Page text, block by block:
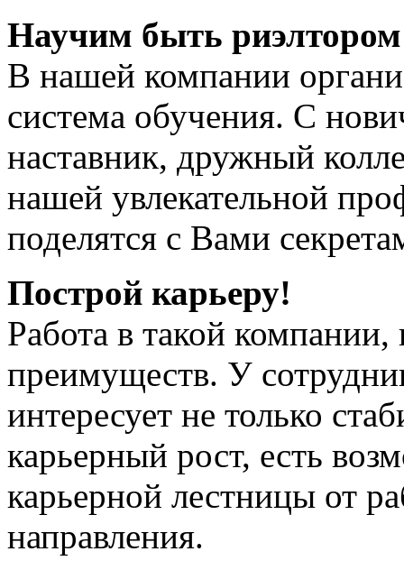
Научим быть
В нашей компании
система обучения. С
наставник, дружный
нашей увлекательной
поделятся с Вами
Построй карьеру!
Работа в такой
преимуществ. У
интересует не только
карьерный рост, есть
карьерной лестницы от
направления.